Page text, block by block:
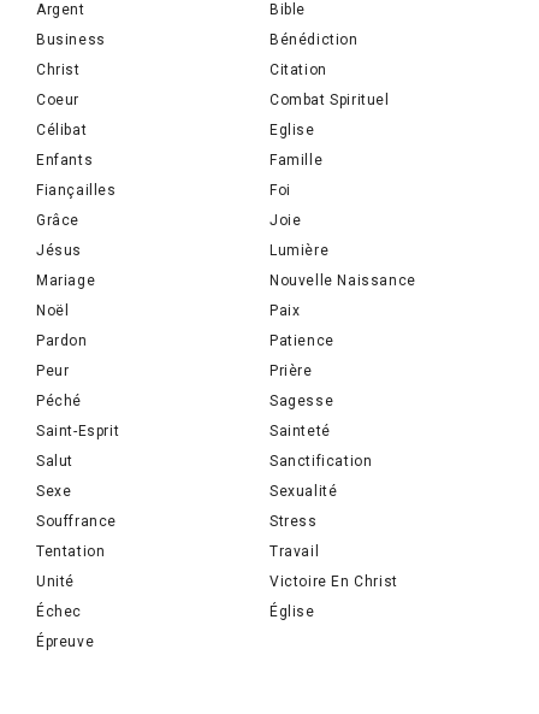
Argent
Bible
Business
Bénédiction
Christ
Citation
Coeur
Combat Spirituel
Célibat
Eglise
Enfants
Famille
Fiançailles
Foi
Grâce
Joie
Jésus
Lumière
Mariage
Nouvelle Naissance
Noël
Paix
Pardon
Patience
Peur
Prière
Péché
Sagesse
Saint-Esprit
Sainteté
Salut
Sanctification
Sexe
Sexualité
Souffrance
Stress
Tentation
Travail
Unité
Victoire En Christ
Échec
Église
Épreuve